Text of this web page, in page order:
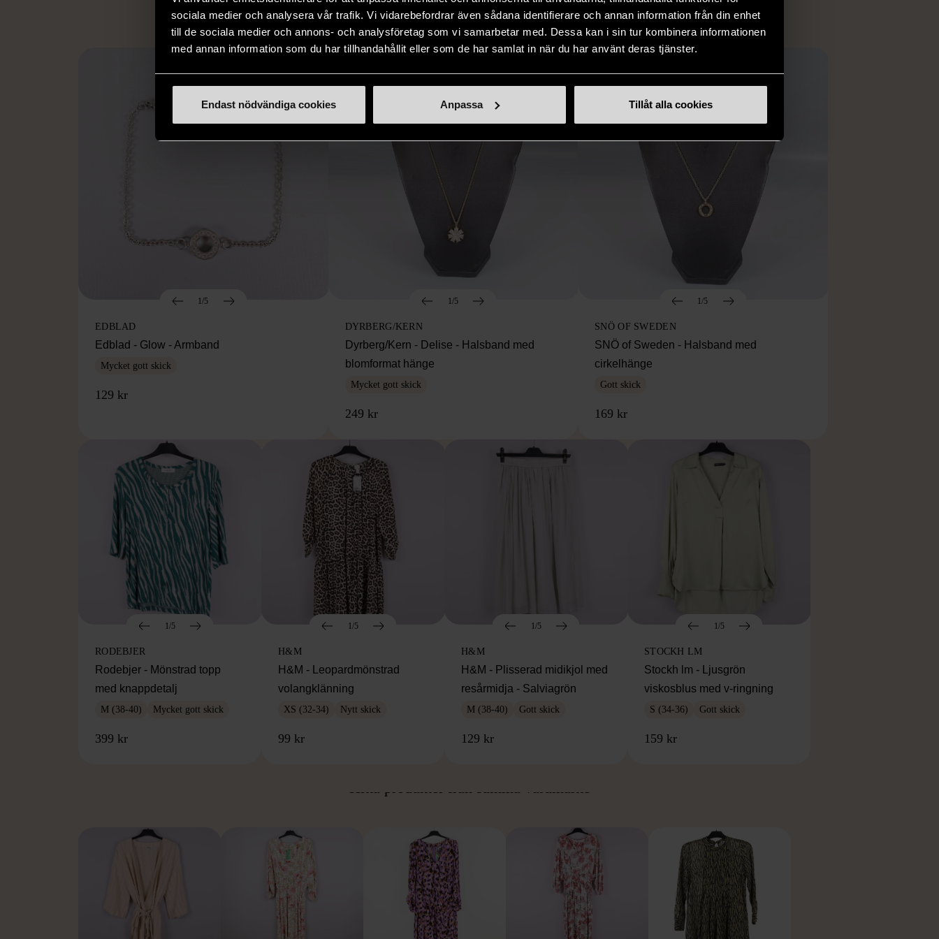
sociala medier och analysera vår trafik. Vi vidarebefordrar även sådana identifierare och annan information från din enhet
till de sociala medier och annons- och analysföretag som vi samarbetar med. Dessa kan i sin tur kombinera informationen
med annan information som du har tillhandahållit eller som de har samlat in när du har använt deras tjänster.
Endast nödvändiga cookies Anpassa Tillåt alla cookies
Hitta produkter som påminner om denna
1/5
EDBLAD
Edblad - Glow - Armband
Mycket gott skick
129 kr
1/5
DYRBERG/KERN
Dyrberg/Kern - Delise - Halsband med
blomformat hänge
Mycket gott skick
249 kr
1/5
SNÖ OF SWEDEN
SNÖ of Sweden - Halsband med
cirkelhänge
Gott skick
169 kr
1/5
RODEBJER
Rodebjer - Mönstrad topp
med knappdetalj
M (38-40) Mycket gott skick
399 kr
1/5
H&M
H&M - Leopardmönstrad
volangklänning
XS (32-34) Nytt skick
99 kr
1/5
H&M
H&M - Plisserad midikjol med
resårmidja - Salviagrön
M (38-40) Gott skick
129 kr
1/5
STOCKH LM
Stockh lm - Ljusgrön
viskosblus med v-ringning
S (34-36) Gott skick
159 kr